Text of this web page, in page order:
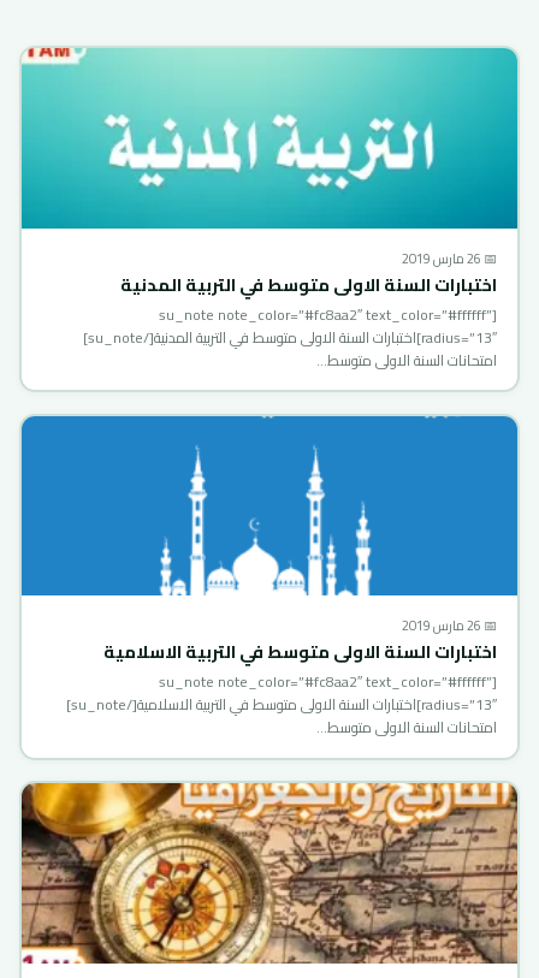
📅 26 مارس 2019
اختبارات السنة الاولى متوسط في التربية المدنية
[su_note note_color=”#fc8aa2″ text_color=”#ffffff”
radius=”13″]اختبارات السنة الاولى متوسط في التربية المدنية[/su_note]
امتحانات السنة الاولى متوسط…
📅 26 مارس 2019
اختبارات السنة الاولى متوسط في التربية الاسلامية
[su_note note_color=”#fc8aa2″ text_color=”#ffffff”
radius=”13″]اختبارات السنة الاولى متوسط في التربية الاسلامية[/su_note]
امتحانات السنة الاولى متوسط…